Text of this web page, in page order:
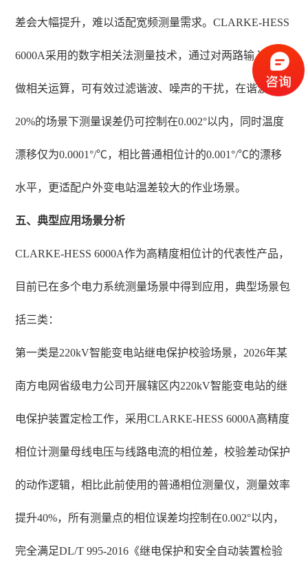
差会大幅提升，难以适配宽频测量需求。CLARKE-HESS
6000A采用的数字相关法测量技术，通过对两路输入信号
做相关运算，可有效过滤谐波、噪声的干扰，在谐波含量
20%的场景下测量误差仍可控制在0.002°以内，同时温度
漂移仅为0.0001°/℃，相比普通相位计的0.001°/℃的漂移
水平，更适配户外变电站温差较大的作业场景。
五、典型应用场景分析
CLARKE-HESS 6000A作为高精度相位计的代表性产品，
目前已在多个电力系统测量场景中得到应用，典型场景包
括三类：
第一类是220kV智能变电站继电保护校验场景，2026年某
南方电网省级电力公司开展辖区内220kV智能变电站的继
电保护装置定检工作，采用CLARKE-HESS 6000A高精度
相位计测量母线电压与线路电流的相位差，校验差动保护
的动作逻辑，相比此前使用的普通相位测量仪，测量效率
提升40%，所有测量点的相位误差均控制在0.002°以内，
完全满足DL/T 995-2016《继电保护和安全自动装置检验